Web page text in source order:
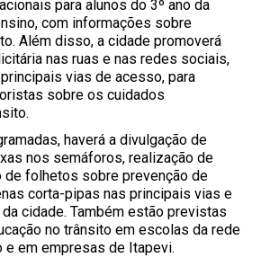
para alunos do 3º ano da
com informações sobre
Além disso, a cidade promoverá
nas ruas e nas redes sociais,
vias de acesso, para
sobre os cuidados
haverá a divulgação de
nos semáforos, realização de
folhetos sobre prevenção de
corta-pipas nas principais vias e
cidade. Também estão previstas
no trânsito em escolas da rede
e em empresas de Itapevi.